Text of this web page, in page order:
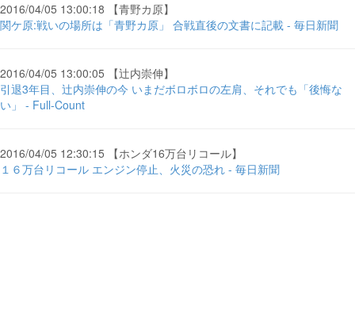
2016/04/05 13:00:18 【青野カ原】
関ケ原:戦いの場所は「青野カ原」 合戦直後の文書に記載 - 毎日新聞
2016/04/05 13:00:05 【辻内崇伸】
引退3年目、辻内崇伸の今 いまだボロボロの左肩、それでも「後悔な
い」 - Full-Count
2016/04/05 12:30:15 【ホンダ16万台リコール】
１６万台リコール エンジン停止、火災の恐れ - 毎日新聞